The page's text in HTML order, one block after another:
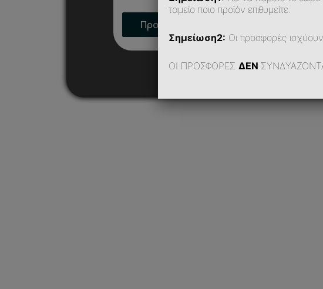
Προσθήκη Στο Καλάθι
ταμείο ποιο προϊόν επιθυμείτε.
Σημείωση2: Οι προσφορές ισχύουν
ΟΙ ΠΡΟΣΦΟΡΕΣ ΔΕΝ